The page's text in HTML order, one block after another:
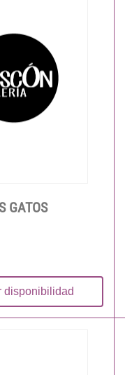
GATOS
disponibilidad